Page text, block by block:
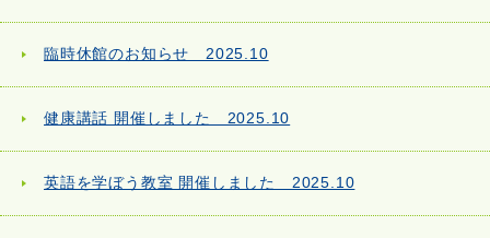
臨時休館のお知らせ 2025.10
健康講話 開催しました 2025.10
英語を学ぼう教室 開催しました 2025.10